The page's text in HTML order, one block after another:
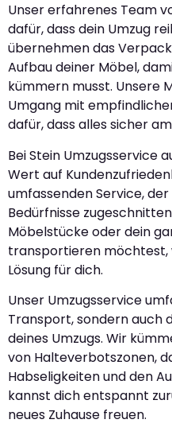
Unser erfahrenes Team
dafür, dass dein Umzug
übernehmen das
Aufbau deiner Möbel,
kümmern musst. Unsere
Umgang mit
dafür, dass alles sicher
Bei Stein Umzugsservice
Wert auf
umfassenden Service,
Bedürfnisse
Möbelstücke oder dein
transportieren möchtest,
Lösung für dich.
Unser Umzugsservice
Transport, sondern auch
deines Umzugs. Wir
von Halteverbotszonen,
Habseligkeiten und den
kannst dich entspannt
neues Zuhause freuen.